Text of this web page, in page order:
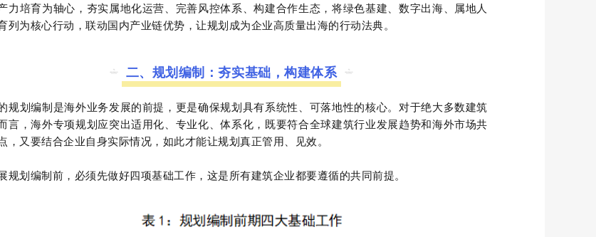
力培育为轴心，夯实属地化运营、完善风控体系、构建合作生态，将绿色基建、数字出海、属地人
列为核心行动，联动国内产业链优势，让规划成为企业高质量出海的行动法典。
二、规划编制：夯实基础，构建体系
规划编制是海外业务发展的前提，更是确保规划具有系统性、可落地性的核心。对于绝大多数建筑
言，海外专项规划应突出适用化、专业化、体系化，既要符合全球建筑行业发展趋势和海外市场共
，又要结合企业自身实际情况，如此才能让规划真正管用、见效。
规划编制前，必须先做好四项基础工作，这是所有建筑企业都要遵循的共同前提。